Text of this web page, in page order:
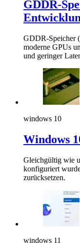
GDDR-
GDDR-Speicher
moderne GPUs
und geringer
windows 10
Windows
Gleichgültig wie
konfiguriert
zurücksetzen.
windows 11